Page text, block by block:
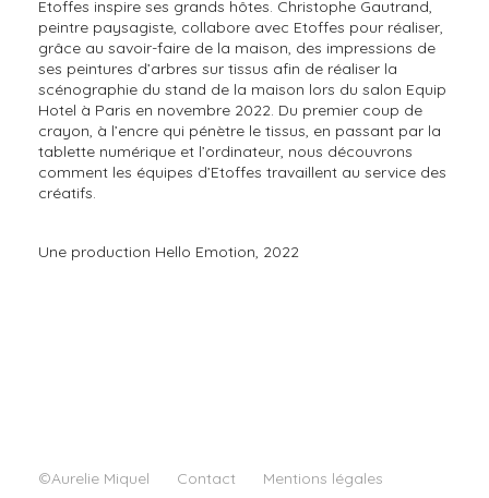
Etoffes inspire ses grands hôtes. Christophe Gautrand,
peintre paysagiste, collabore avec Etoffes pour réaliser,
grâce au savoir-faire de la maison, des impressions de
ses peintures d’arbres sur tissus afin de réaliser la
scénographie du stand de la maison lors du salon Equip
Hotel à Paris en novembre 2022. Du premier coup de
crayon, à l’encre qui pénètre le tissus, en passant par la
tablette numérique et l’ordinateur, nous découvrons
comment les équipes d’Etoffes travaillent au service des
créatifs.
Une production Hello Emotion, 2022
©Aurelie Miquel Contact Mentions légales